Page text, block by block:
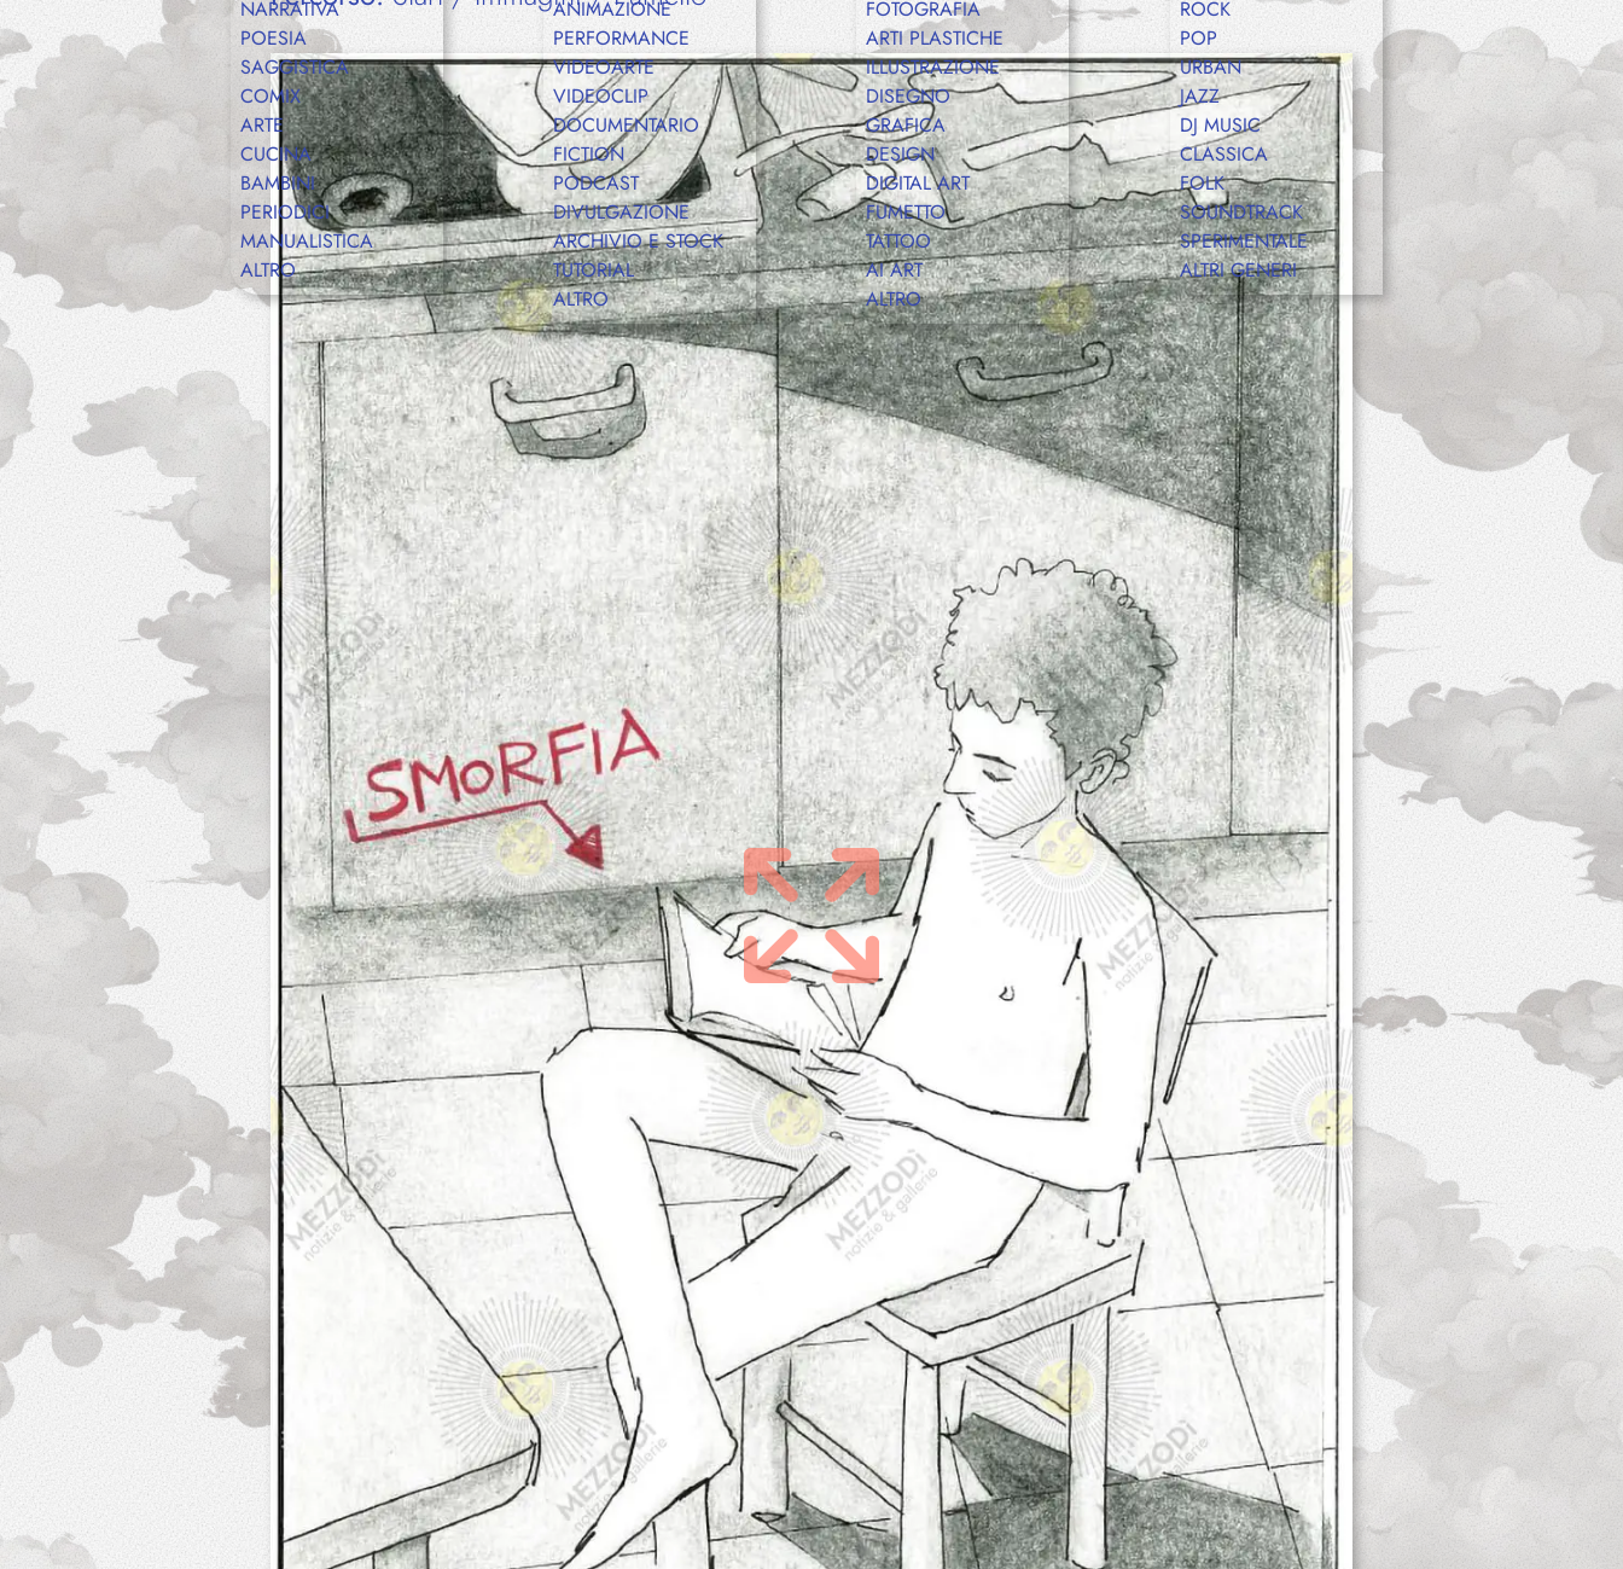
Shop
Eventi
Chi siamo
Contatti
NARRATIVA
POESIA
SAGGISTICA
COMIX
ARTE
CUCINA
BAMBINI
PERIODICI
MANUALISTICA
ALTRO
ANIMAZIONE
PERFORMANCE
VIDEOARTE
VIDEOCLIP
DOCUMENTARIO
FICTION
PODCAST
DIVULGAZIONE
ARCHIVIO E STOCK
TUTORIAL
ALTRO
FOTOGRAFIA
ARTI PLASTICHE
ILLUSTRAZIONE
DISEGNO
GRAFICA
DESIGN
DIGITAL ART
FUMETTO
TATTOO
AI ART
ALTRO
ROCK
POP
URBAN
JAZZ
DJ MUSIC
CLASSICA
FOLK
SOUNDTRACK
SPERIMENTALE
ALTRI GENERI